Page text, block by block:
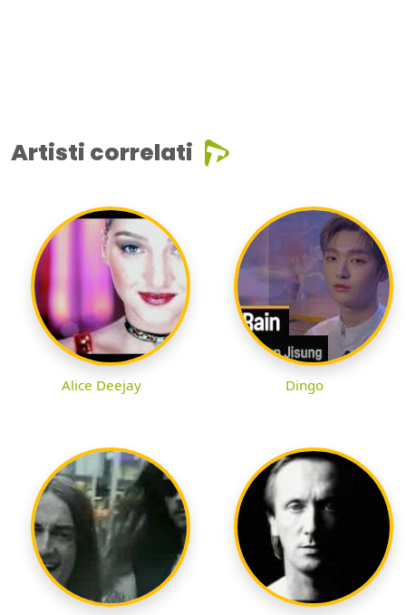
Artisti correlati
Alice Deejay Dingo